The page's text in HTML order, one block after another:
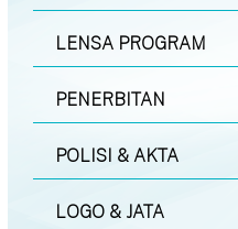
LENSA PROGRAM
PENERBITAN
POLISI & AKTA
LOGO & JATA